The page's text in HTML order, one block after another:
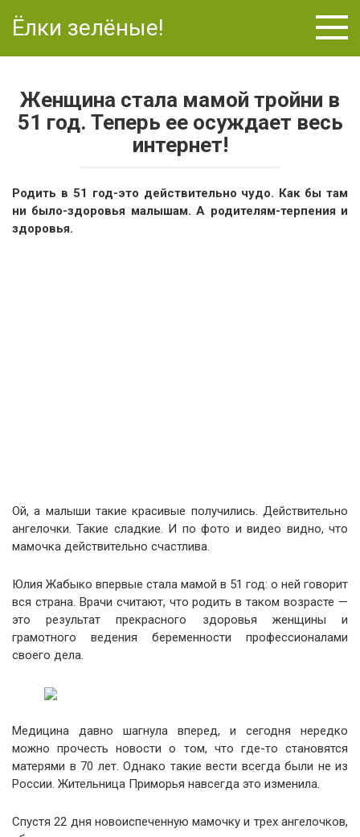
Ёлки зелёные!
Женщина стала мамой тройни в
51 год. Теперь ее осуждает весь
интернет!
Родить в 51 год-это действительно чудо. Как бы там
ни было-здоровья малышам. А родителям-терпения и
здоровья.
Ой, а малыши такие красивые получились. Действительно
ангелочки. Такие сладкие. И по фото и видео видно, что
мамочка действительно счастлива.
Юлия Жабыко впервые стала мамой в 51 год: о ней говорит
вся страна. Врачи считают, что родить в таком возрасте —
это результат прекрасного здоровья женщины и
грамотного ведения беременности профессионалами
своего дела.
Медицина давно шагнула вперед, и сегодня нередко
можно прочесть новости о том, что где-то становятся
матерями в 70 лет. Однако такие вести всегда были не из
России. Жительница Приморья навсегда это изменила.
Спустя 22 дня новоиспеченную мамочку и трех ангелочков,